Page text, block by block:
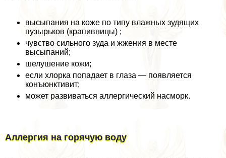
высыпания на коже по типу влажных зудящих
пузырьков (крапивницы) ;
чувство сильного зуда и жжения в месте
высыпаний;
шелушение кожи;
если хлорка попадает в глаза — появляется
конъюнктивит;
может развиваться аллергический насморк.
Аллергия на горячую воду